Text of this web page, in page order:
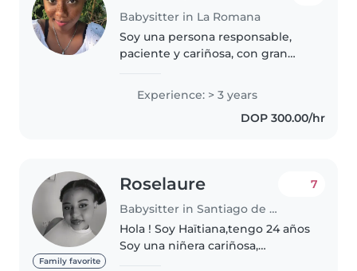
Babysitter in La Romana
Soy una persona responsable,
paciente y cariñosa, con gran
niños. Actualmente estudio
educación en el nivel inicial, lo
que me permite comprender
Experience: > 3 years
DOP 300.00/hr
Family favorite
Roselaure
Babysitter in Santiago de los Caballeros
7
Hola ! Soy Haïtiana,tengo 24 años
Soy una niñera cariñosa,